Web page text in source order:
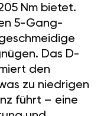
Nm bietet.
5-Gang-
Das D-
den
zu niedrigen
führt – eine